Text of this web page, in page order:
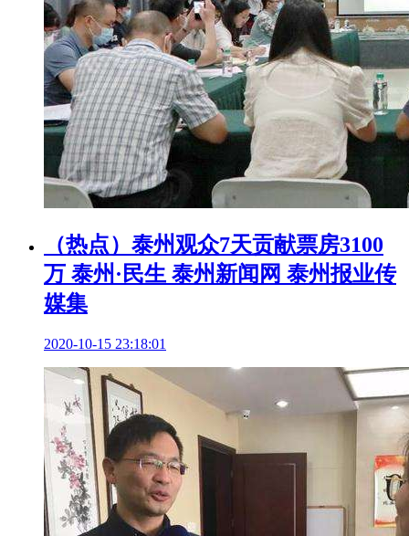
（热点）泰州观众7天贡献票房3100
万 泰州·民生 泰州新闻网 泰州报业传
媒集
2020-10-15 23:18:01